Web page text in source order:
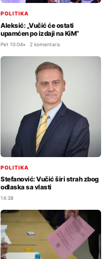
POLITIKA
Aleksić: „Vučić će ostati
upamćen po izdaji na KiM“
Pet 10:04 2 komentara
POLITIKA
Stefanović: Vučić širi strah zbog
odlaska sa vlasti
14:38